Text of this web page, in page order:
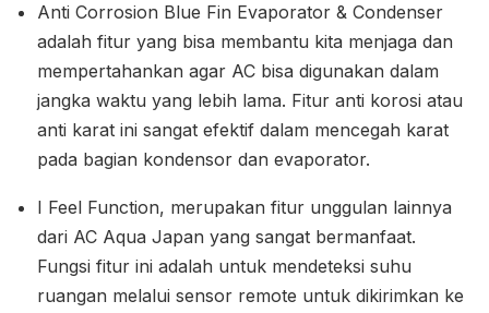
Anti Corrosion Blue Fin Evaporator & Condenser
adalah fitur yang bisa membantu kita menjaga dan
mempertahankan agar AC bisa digunakan dalam
jangka waktu yang lebih lama. Fitur anti korosi atau
anti karat ini sangat efektif dalam mencegah karat
pada bagian kondensor dan evaporator.
I Feel Function, merupakan fitur unggulan lainnya
dari AC Aqua Japan yang sangat bermanfaat.
Fungsi fitur ini adalah untuk mendeteksi suhu
ruangan melalui sensor remote untuk dikirimkan ke